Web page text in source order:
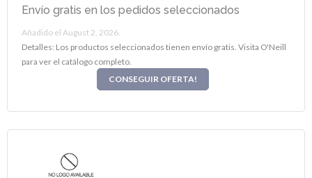
Envío gratis en los pedidos seleccionados
Añadido el August 2, 2026.
Detalles: Los productos seleccionados tienen envío gratis. Visita O'Neill
para ver el catálogo completo.
CONSEGUIR OFERTA!